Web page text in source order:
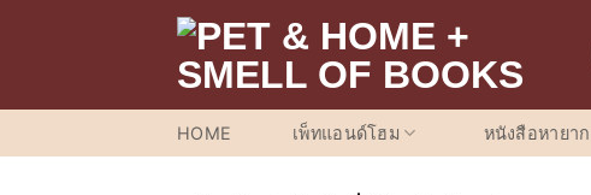
HOME เพ็ทแอนด์โฮม หนังสือหายาก